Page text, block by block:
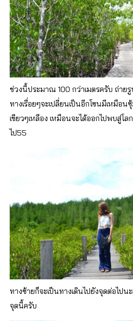
ช่วงนี้ประมาณ 100 กว่าเมตรครับ ถ่ายรู
ทางเรื่อยๆจะเปลี่ยนเป็นอีกโซนมีเหมือน
เขียวๆเหลือง เหมือนจะได้ออกไปพบสู่โ
ไป55
ทางซ้ายก็จะเป็นทางเดินไปยังจุดต่อไป
จุดนี้ครับ